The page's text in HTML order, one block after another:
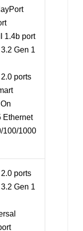
1.4b port
Gen 1
ports
Ethernet
100/1000
ports
Gen 1